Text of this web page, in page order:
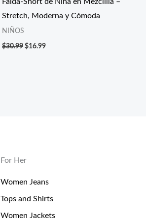
Stretch, Moderna y Cómoda
NIÑOS
$30.99 $16.99
For Her
Women Jeans
Tops and Shirts
Women Jackets